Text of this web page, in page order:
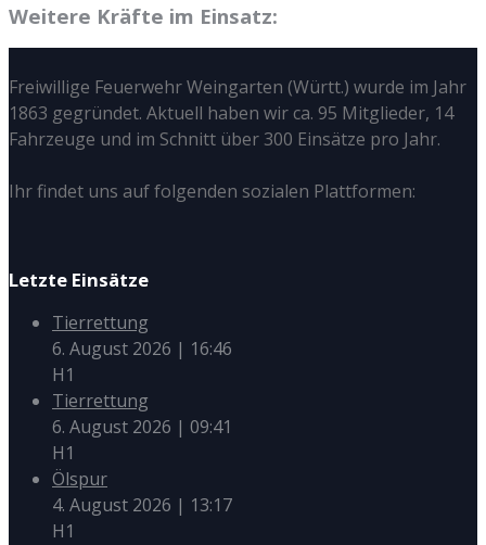
Weitere Kräfte im Einsatz:
Freiwillige Feuerwehr Weingarten (Württ.) wurde im Jahr
1863 gegründet. Aktuell haben wir ca. 95 Mitglieder, 14
Fahrzeuge und im Schnitt über 300 Einsätze pro Jahr.
Ihr findet uns auf folgenden sozialen Plattformen:
Letzte Einsätze
Tierrettung
6. August 2026 | 16:46
H1
Tierrettung
6. August 2026 | 09:41
H1
Ölspur
4. August 2026 | 13:17
H1